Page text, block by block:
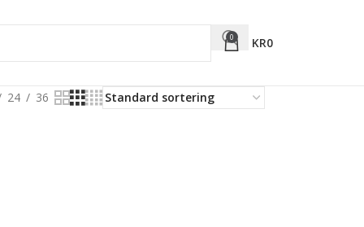
0 KR0
24 36